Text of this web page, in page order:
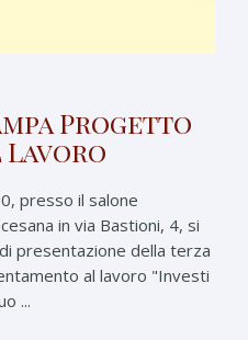
Progetto
presso il salone
in via Bastioni, 4, si
presentazione della terza
al lavoro "Investi
...